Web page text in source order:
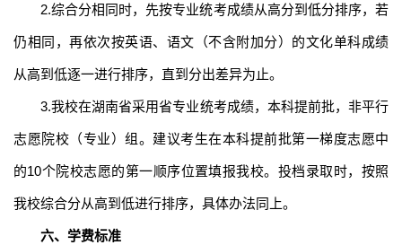
2.综合分相同时，先按专业统考成绩从高分到低分排序，若
仍相同，再依次按英语、语文（不含附加分）的文化单科成绩
从高到低逐一进行排序，直到分出差异为止。
3.我校在湖南省采用省专业统考成绩， 本科提前批，非平行
志愿院校（专业）组。建议考生在本科提前批第一梯度志愿中
的10个院校志愿的第一顺序位置填报我校。投档录取时，按照
我校综合分从高到低进行排序， 具体办法同上。
六、学费标准